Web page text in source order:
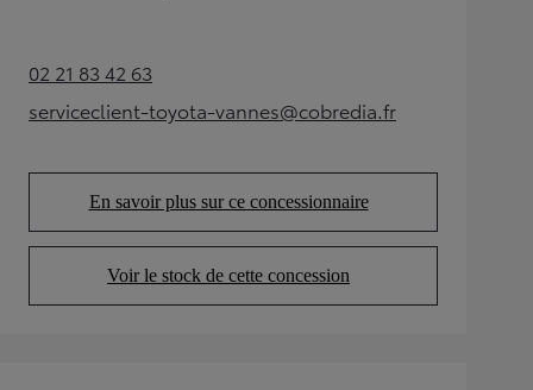
02 21 83 42 63(Opens in new tab)
serviceclient-toyota-vannes@cobredia.fr
(Opens in new tab)
En savoir plus sur ce concessionnaire
(Opens in new tab)
Voir le stock de cette concession
(Opens in new tab)